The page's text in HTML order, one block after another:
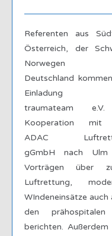
Referenten aus
Österreich, der
Norwegen
Deutschland
Einladung
traumateam
Kooperation mit
ADAC
gGmbH nach
Vorträgen über
Luftrettung,
WIndeneinsätze
den
berichten.